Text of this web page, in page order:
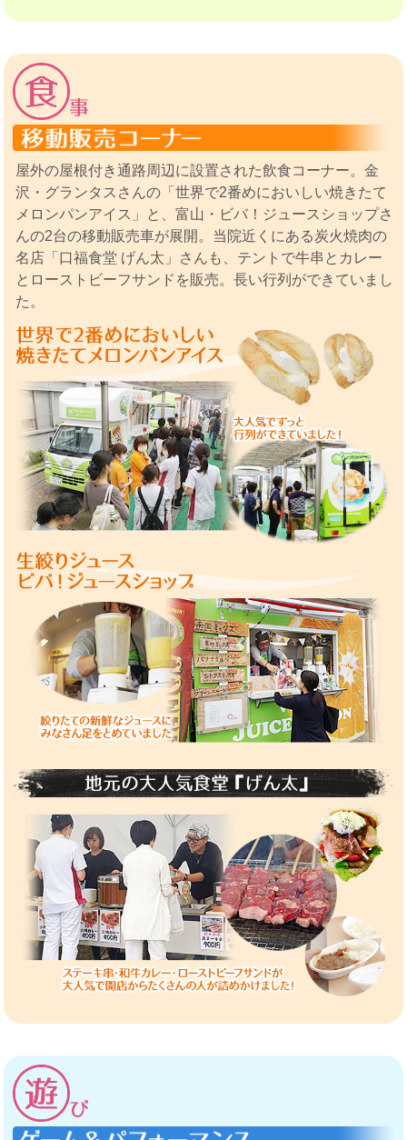
屋外の屋根付き通路周辺に設置された飲食コーナー。金
沢・グランタスさんの「世界で2番めにおいしい焼きたて
メロンパンアイス」と、富山・ビバ！ジュースショップさ
んの2台の移動販売車が展開。当院近くにある炭火焼肉の
名店「口福食堂 げん太」さんも、テントで牛串とカレー
とローストビーフサンドを販売。長い行列ができていまし
た。